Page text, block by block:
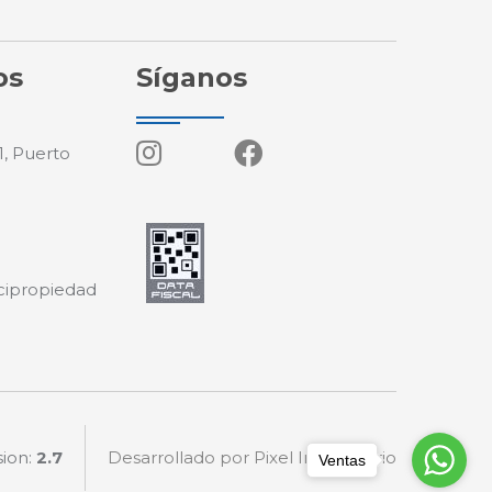
Puerto
Síganos
2.7 Desarrollado por Pixel Inmobiliario
Ventas